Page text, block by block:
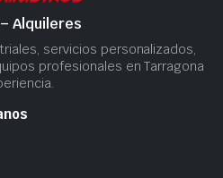
Alquileres
servicios personalizados,
profesionales en Tarragona